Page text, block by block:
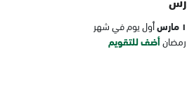
١ مارس
أول يوم في شهر
رمضانأضف للتقويم